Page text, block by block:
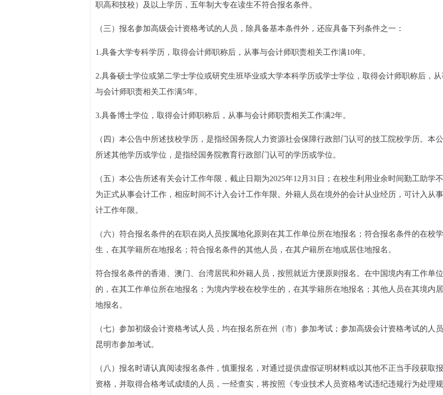
职高和技校）及以上学历，五年制大专在读生不符合报名条件。
（三）报名参加高级会计资格考试的人员，除具备基本条件外，还应具备下列条件之一：
1.具备大学专科学历，取得会计师职称后，从事与会计师职责相关工作满10年。
2.具备硕士学位或第二学士学位或研究生班毕业或大学本科学历或学士学位，取得会计师职称后，从
与会计师职责相关工作满5年。
3.具备博士学位，取得会计师职称后，从事与会计师职责相关工作满2年。
（四）本公告中所述技校学历，是指经国务院人力资源社会保障行政部门认可的技工院校学历。本
所述其他学历或学位，是指经国务院教育行政部门认可的学历或学位。
（五）本公告所述有关会计工作年限，截止日期为2025年12月31日；在校生利用业余时间勤工助学
为正式从事会计工作，相应时间不计入会计工作年限。外籍人员在境外的会计从业经历，可计入从
计工作年限。
（六）符合报名条件的在职在岗人员按属地化原则在其工作单位所在地报名；符合报名条件的在校学
生，在其学籍所在地报名；符合报名条件的其他人员，在其户籍所在地或居住地报名。
符合报名条件的香港、澳门、台湾居民和外籍人员，按照就近方便原则报名。在中国境内有工作单位
的，在其工作单位所在地报名；为境内学校在校学生的，在其学籍所在地报名；其他人员在其境内
地报名。
（七）参加初级会计资格考试人员，均在报名所在州（市）参加考试；参加高级会计资格考试的人
昆明市参加考试。
（八）报名时请认真阅读报名条件，慎重报名，对通过提供虚假证明材料或以其他不正当手段获取
资格，并取得合格考试成绩的人员，一经查实，将按照《专业技术人员资格考试违纪违规行为处理规